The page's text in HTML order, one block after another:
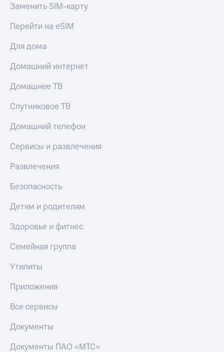
Заменить SIM-карту
Перейти на eSIM
Для дома
Домашний интернет
Домашнее ТВ
Спутниковое ТВ
Домашний телефон
Сервисы и развлечения
Развлечения
Безопасность
Детям и родителям
Здоровье и фитнес
Семейная группа
Утилиты
Приложения
Все сервисы
Документы
Документы ПАО «МТС»